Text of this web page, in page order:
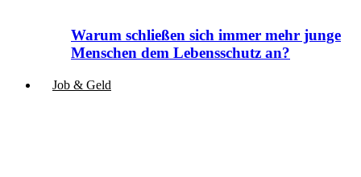
Warum schließen sich immer mehr junge
Menschen dem Lebensschutz an?
Job & Geld